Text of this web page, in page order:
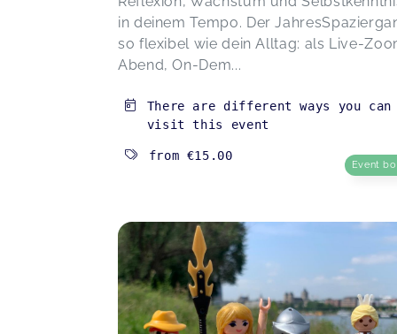
in deinem Tempo. Der
so flexibel wie dein Alltag: als Live-
Abend, On-Dem...
There are different ways you can
visit this event
from €15.00
Event